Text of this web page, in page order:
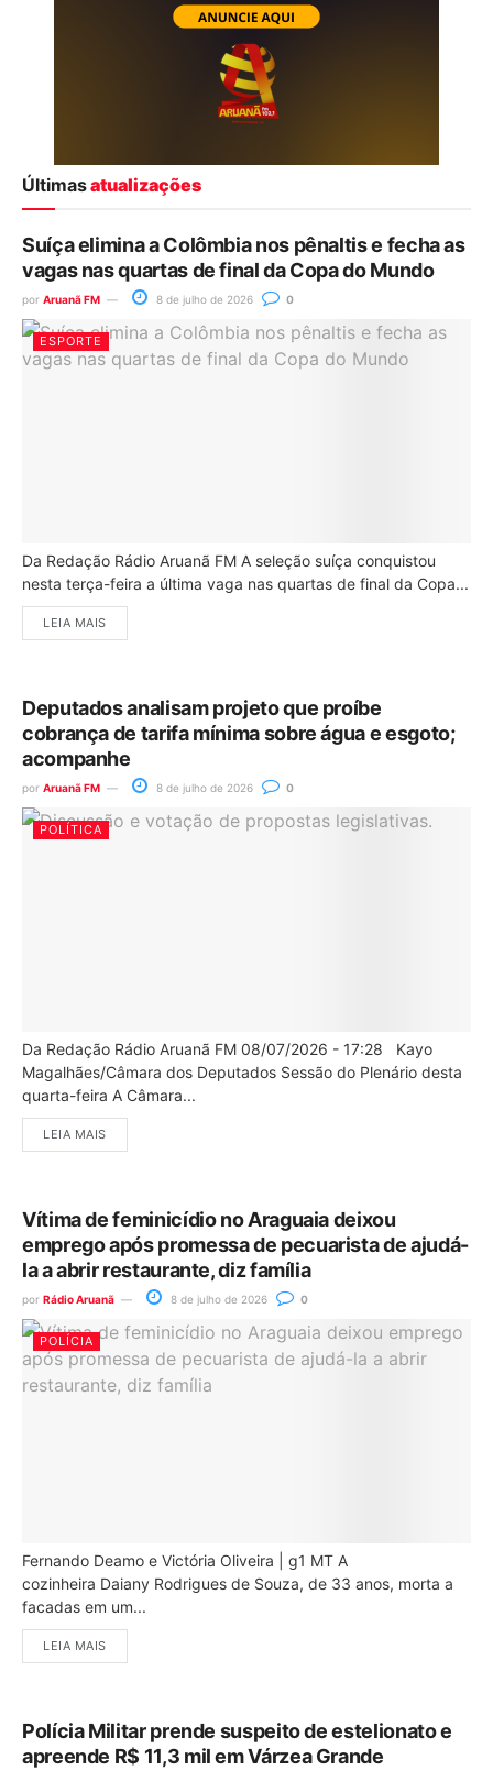
Últimasatualizações
Suíça elimina a Colômbia nos pênaltis e fecha as
vagas nas quartas de final da Copa do Mundo
por Aruanã FM 8 de julho de 2026 0
ESPORTE
Da Redação Rádio Aruanã FM A seleção suíça conquistou
nesta terça-feira a última vaga nas quartas de final da Copa...
LEIA MAIS
Deputados analisam projeto que proíbe
cobrança de tarifa mínima sobre água e esgoto;
acompanhe
por Aruanã FM 8 de julho de 2026 0
POLÍTICA
Da Redação Rádio Aruanã FM 08/07/2026 - 17:28 Kayo
Magalhães/Câmara dos Deputados Sessão do Plenário desta
quarta-feira A Câmara...
LEIA MAIS
Vítima de feminicídio no Araguaia deixou
emprego após promessa de pecuarista de ajudá-
la a abrir restaurante, diz família
por Rádio Aruanã 8 de julho de 2026 0
POLÍCIA
Fernando Deamo e Victória Oliveira | g1 MT A
cozinheira Daiany Rodrigues de Souza, de 33 anos, morta a
facadas em um...
LEIA MAIS
Polícia Militar prende suspeito de estelionato e
apreende R$ 11,3 mil em Várzea Grande